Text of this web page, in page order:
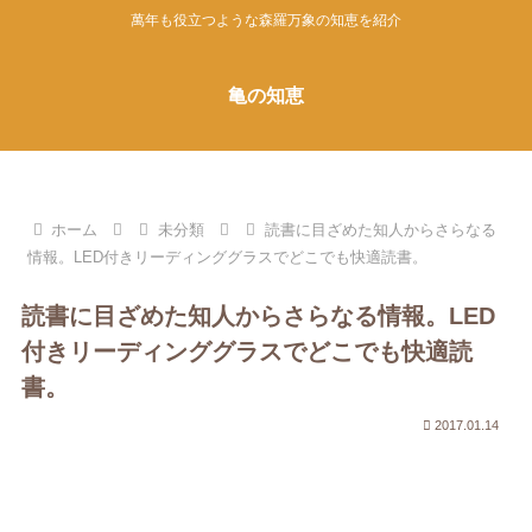
萬年も役立つような森羅万象の知恵を紹介
亀の知恵
ホーム 未分類
読書に目ざめた知人からさらなる
情報。LED付きリーディンググラスでどこでも快適読書。
読書に目ざめた知人からさらなる情報。LED
付きリーディンググラスでどこでも快適読
書。
2017.01.14